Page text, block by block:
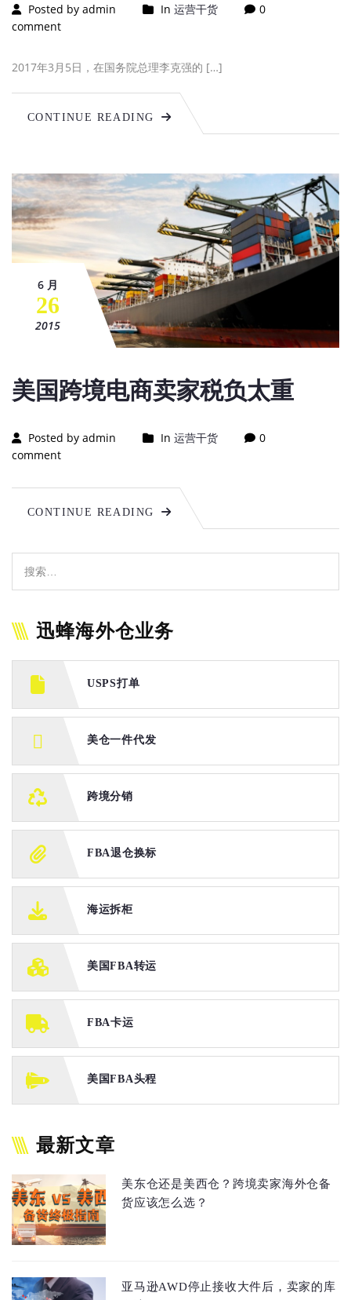
Posted by admin In 运营干货
0
comment
2017年3月5日，在国务院总理李克强的 […]
CONTINUE READING
6 月
26
2015
美国跨境电商卖家税负太重
Posted by admin In 运营干货
0
comment
CONTINUE READING
迅蜂海外仓业务
USPS打单
美仓一件代发
跨境分销
FBA退仓换标
海运拆柜
美国FBA转运
FBA卡运
美国FBA头程
最新文章
美东仓还是美西仓？跨境卖家海外仓备
货应该怎么选？
亚马逊AWD停止接收大件后，卖家的库